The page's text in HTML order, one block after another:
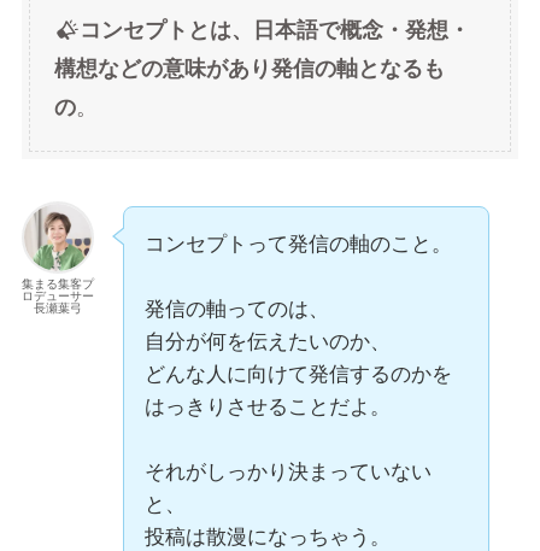
コンセプトとは、日本語で概念・発想・
構想などの意味があり発信の軸となるも
の。
集まる集客プ
ロデューサー
長瀬葉弓
コンセプトって発信の軸のこと。
発信の軸ってのは、
自分が何を伝えたいのか、
どんな人に向けて発信するのかを
はっきりさせることだよ。
それがしっかり決まっていない
と、
投稿は散漫になっちゃう。